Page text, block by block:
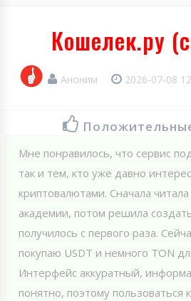
Кошелек.ру
Аноним 2026-07-08
Мне понравилось, что сервис
так и тем, кто уже давно
криптовалютами. Сначала
академии, потом решила
получилось с первого раза.
покупаю USDT и немного TON
Интерфейс аккуратный,
понятно, поэтому